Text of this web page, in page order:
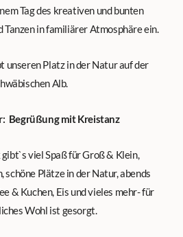
Tag des kreativen und bunten
in familiärer Atmosphäre ein.
unseren Platz in der Natur auf der
Alb.
Begrüßung mit Kreistanz
viel Spaß für Groß & Klein,
schöne Plätze in der Natur, abends
& Kuchen, Eis und vieles mehr- für
Wohl ist gesorgt.